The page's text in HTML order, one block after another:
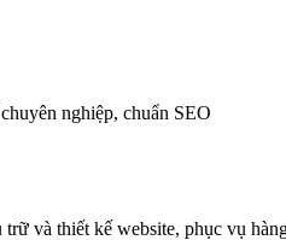
nghiệp, chuẩn SEO
và thiết kế website, phục vụ